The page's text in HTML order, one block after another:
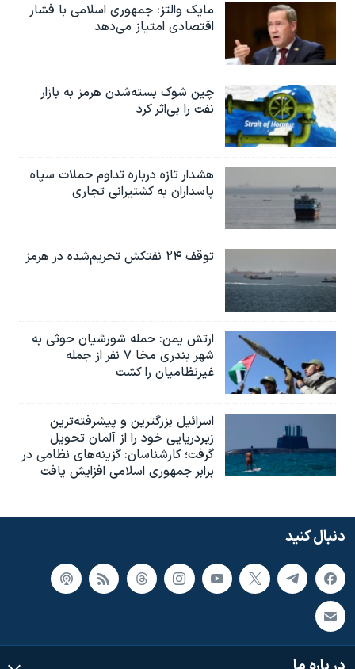
مایک والتز: جمهوری اسلامی با فشار
اقتصادی امتیاز می‌دهد
چین شوک بسته‌شدن هرمز به بازار
نفت را بی‌اثر کرد
هشدار تازه درباره تداوم حملات سپاه
پاسداران به کشتیرانی تجاری
توقف ۲۴ نفتکش تحریم‌شده در هرمز
ارتش یمن: حمله شورشیان حوثی به
شهر بندری مخا ۷ نفر از جمله
غیرنظامیان را کشت
اسرائيل بزرگترین و پیشرفته‌ترین
زیردریایی خود را از آلمان تحویل
گرفت؛ کارشناسان: گزینه‌های نظامی در
برابر جمهوری اسلامی افزایش یافت
دنبال کنید